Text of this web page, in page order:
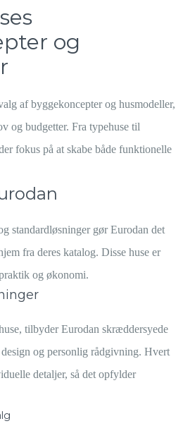
og
af byggekoncepter og husmodeller,
og budgetter. Fra typehuse til
fokus på at skabe både funktionelle
standardløsninger gør Eurodan det
fra deres katalog. Disse huse er
og økonomi.
tilbyder Eurodan skræddersyede
og personlig rådgivning. Hvert
detaljer, så det opfylder